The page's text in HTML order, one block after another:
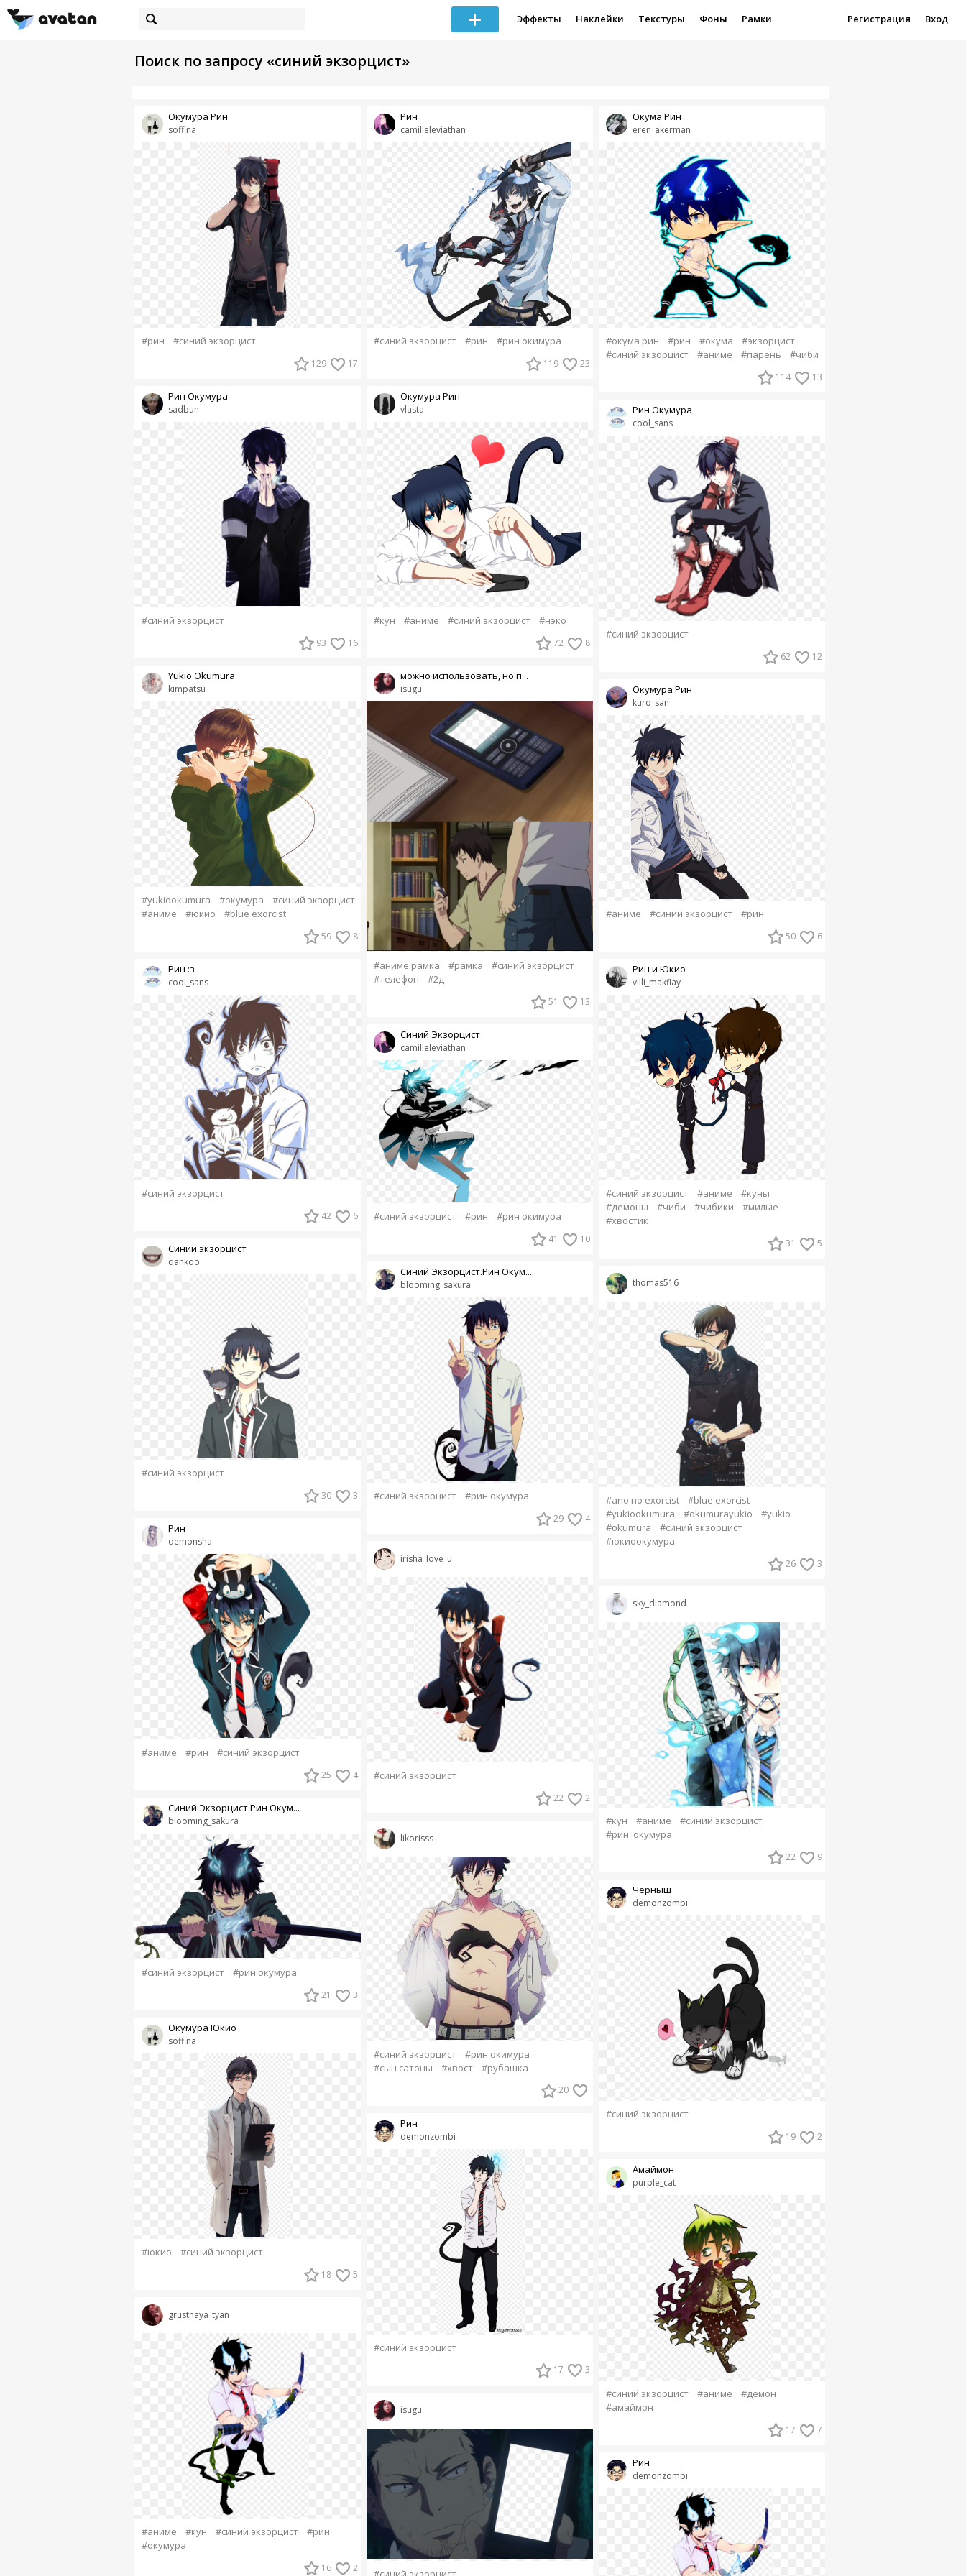
Эффекты Наклейки Текстуры Фоны Рамки Регистрация Вход
Поиск по запросу «синий экзорцист»
soffina
Окумура Рин
#рин #синий экзорцист
129 17
sadbun
Рин Окумура
#синий экзорцист
93 16
kimpatsu
Yukio Okumura
#yukiookumura #окумура
#синий экзорцист
#аниме
#юкио #blue exorcist
59 8
cool_sans
Рин :з
#синий экзорцист
42 6
dankoo
Синий экзорцист
#синий экзорцист
30 3
demonsha
Рин
#аниме #рин #синий экзорцист
25 4
blooming_sakura
Cиний Экзорцист.Рин Окум...
#синий экзорцист #рин окумура
21 3
soffina
Окумура Юкио
#юкио #синий экзорцист
18 5
grustnaya_tyan
#аниме #кун #синий экзорцист
#рин
#окумура
16 2
camilleleviathan
Рин
#синий экзорцист #рин #рин окимура
119 23
vlasta
Окумура Рин
#кун #аниме #синий экзорцист #нэко
72 8
isugu
можно использовать, но п...
#аниме рамка #рамка
#синий экзорцист
#телефон
#2д
51 13
camilleleviathan
Синий Экзорцист
#синий экзорцист #рин #рин окимура
41 10
blooming_sakura
Синий Экзорцист.Рин Окум...
#синий экзорцист #рин окумура
29 4
irisha_love_u
#синий экзорцист
22 2
likorisss
#синий экзорцист
#рин окимура
#сын сатоны
#хвост #рубашка
20
demonzombi
Рин
#синий экзорцист
17 3
isugu
eren_akerman
Окума Рин
#окума рин #рин #окума
#экзорцист
#синий экзорцист
#аниме #парень #чиби
114 13
cool_sans
Рин Окумура
#синий экзорцист
62 12
kuro_san
Окумура Рин
#аниме #синий экзорцист #рин
50 6
villi_makflay
Рин и Юкио
#синий экзорцист #аниме
#куны
#демоны
#чиби #чибики
#милые
#хвостик
31 5
thomas516
#ano no exorcist
#blue exorcist
#yukiookumura
#okumurayukio
#yukio
#okumura
#синий экзорцист
#юкиоокумура
26 3
sky_diamond
#кун #аниме
#синий экзорцист
#рин_окумура
22 9
demonzombi
Черныш
#синий экзорцист
19 2
purple_cat
Амаймон
#синий экзорцист #аниме
#демон
#амаймон
17 7
demonzombi
Рин